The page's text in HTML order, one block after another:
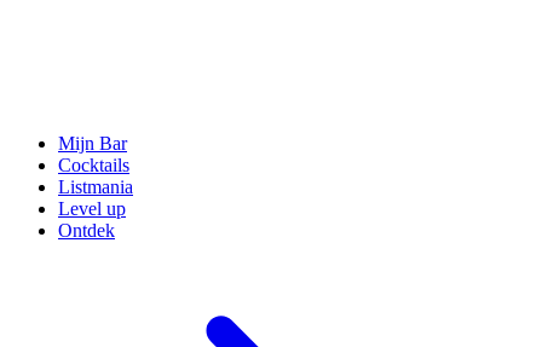
Mijn Bar
Cocktails
Listmania
Level up
Ontdek